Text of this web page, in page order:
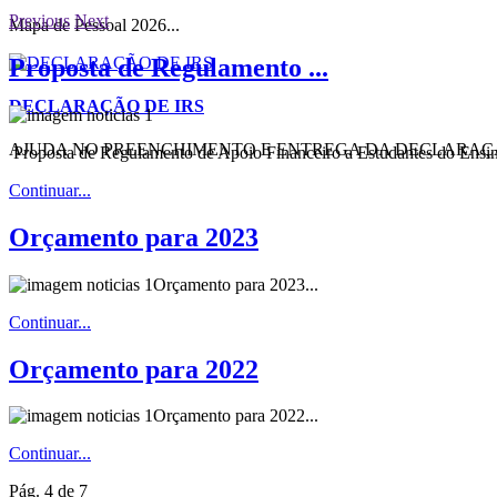
Mapa de Pessoal 2026...
DECLARAÇÃO DE IRS
AJUDA NO PREENCHIMENTO E ENTREGA DA
Previous Next
Proposta de Regulamento ...
Proposta de Regulamento de Apoio Financeiro a Estudantes do
Continuar...
Orçamento para 2023
Orçamento para 2023...
Continuar...
Orçamento para 2022
Orçamento para 2022...
Continuar...
Pág. 4 de 7